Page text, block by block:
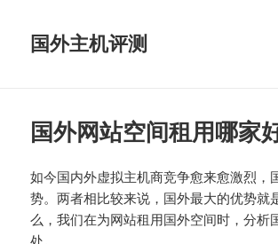
国外主机评测
国外网站空间租用哪家
如今国内外虚拟主机商竞争愈来愈激烈，
势。两者相比较来说，国外最大的优势就
么，我们在为网站租用国外空间时，分析